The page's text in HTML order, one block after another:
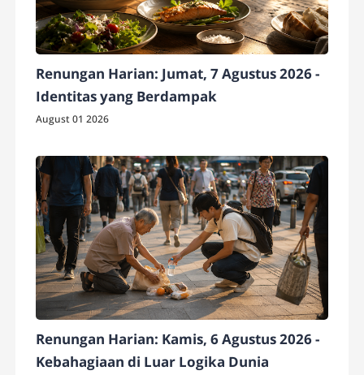
Renungan Harian: Jumat, 7 Agustus 2026 -
Identitas yang Berdampak
August 01 2026
Renungan Harian: Kamis, 6 Agustus 2026 -
Kebahagiaan di Luar Logika Dunia